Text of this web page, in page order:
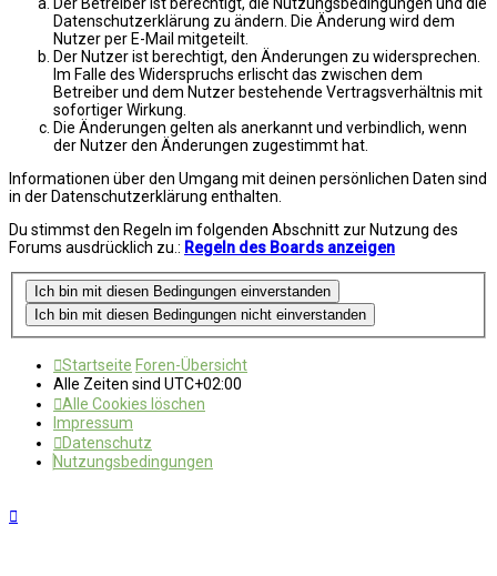
Datenschutzerklärung zu ändern. Die Änderung wird dem
Nutzer per E-Mail mitgeteilt.
Der Nutzer ist berechtigt, den Änderungen zu widersprechen.
Im Falle des Widerspruchs erlischt das zwischen dem
Betreiber und dem Nutzer bestehende Vertragsverhältnis mit
sofortiger Wirkung.
Die Änderungen gelten als anerkannt und verbindlich, wenn
der Nutzer den Änderungen zugestimmt hat.
Informationen über den Umgang mit deinen persönlichen Daten sind
in der Datenschutzerklärung enthalten.
Du stimmst den Regeln im folgenden Abschnitt zur Nutzung des
Forums ausdrücklich zu.: Regeln des Boards anzeigen
Startseite Foren-Übersicht
Alle Zeiten sind UTC+02:00
Alle Cookies löschen
Impressum
Datenschutz
Nutzungsbedingungen